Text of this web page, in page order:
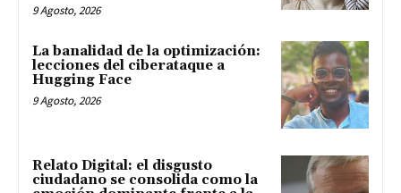
9 Agosto, 2026
La banalidad de la optimización:
lecciones del ciberataque a
Hugging Face
9 Agosto, 2026
Relato Digital: el disgusto
ciudadano se consolida como la